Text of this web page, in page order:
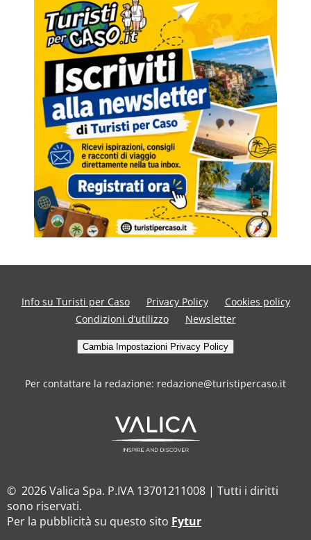
Info su Turisti per Caso Privacy Policy
Cookies policy
Condizioni d’utilizzo
Newsletter
Cambia Impostazioni Privacy Policy
Per contattare la redazione: redazione@turistipercaso.it
© 2026 Valica Spa. P.IVA 13701211008 | Tutti i diritti
sono riservati.
Per la pubblicità su questo sito Fytur